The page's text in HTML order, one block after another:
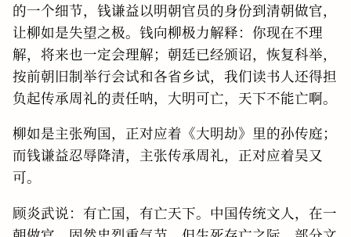
的一个细节，钱谦益以明朝官员的身份到清朝做官，
让柳如是失望之极。钱向柳极力解释：你现在不理
解，将来也一定会理解；朝廷已经颁诏，恢复科举，
按前朝旧制举行会试和各省乡试，我们读书人还得担
负起传承周礼的责任呐，大明可亡，天下不能亡啊。
柳如是主张殉国，正对应着《大明劫》里的孙传庭；
而钱谦益忍辱降清，主张传承周礼，正对应着吴又
可。
顾炎武说：有亡国，有亡天下。中国传统文人，在一